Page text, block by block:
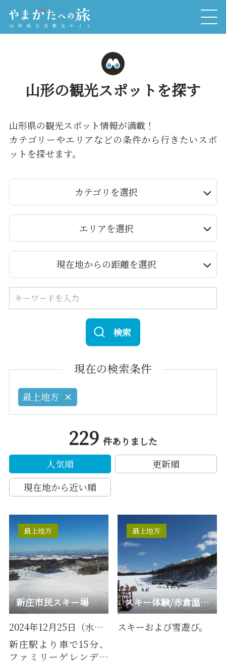
山形の観光スポットを探す
山形県の観光スポット情報が満載！
カテゴリーやエリアなどの条件から行きたいスポ
ットを探せます。
カテゴリを選択
エリアを選択
現在地からの距離を選択
検索
現在の検索条件
最上地方
229 件ありました
人気順
更新順
現在地から近い順
新庄市民スキー場
最上地方
2024年12月25日（水）オープン予定
新庄駅より車で15分、
ファミリーゲレンデと
スキー体験/赤倉温泉スキー場
最上地方
スキーおよび雪遊び。